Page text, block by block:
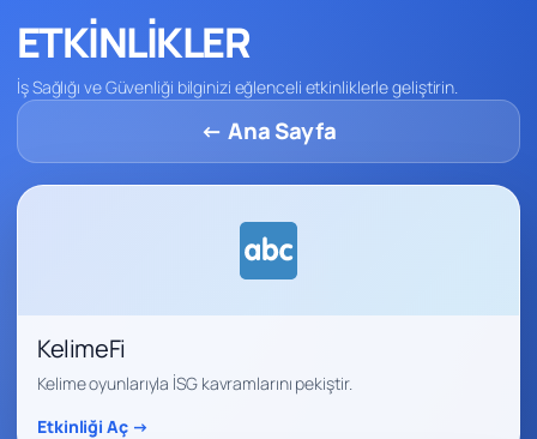
ETKİNLİKLER
İş Sağlığı ve Güvenliği bilginizi eğlenceli etkinliklerle geliştirin.
← Ana Sayfa
KelimeFi
Kelime oyunlarıyla İSG kavramlarını pekiştir.
Etkinliği Aç →